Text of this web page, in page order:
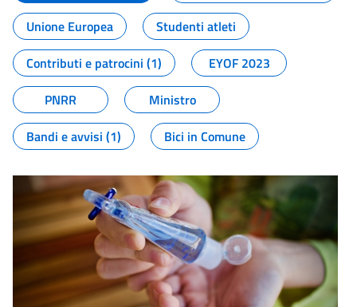
Unione Europea
Studenti atleti
Contributi e patrocini (1)
EYOF 2023
PNRR
Ministro
Bandi e avvisi (1)
Bici in Comune